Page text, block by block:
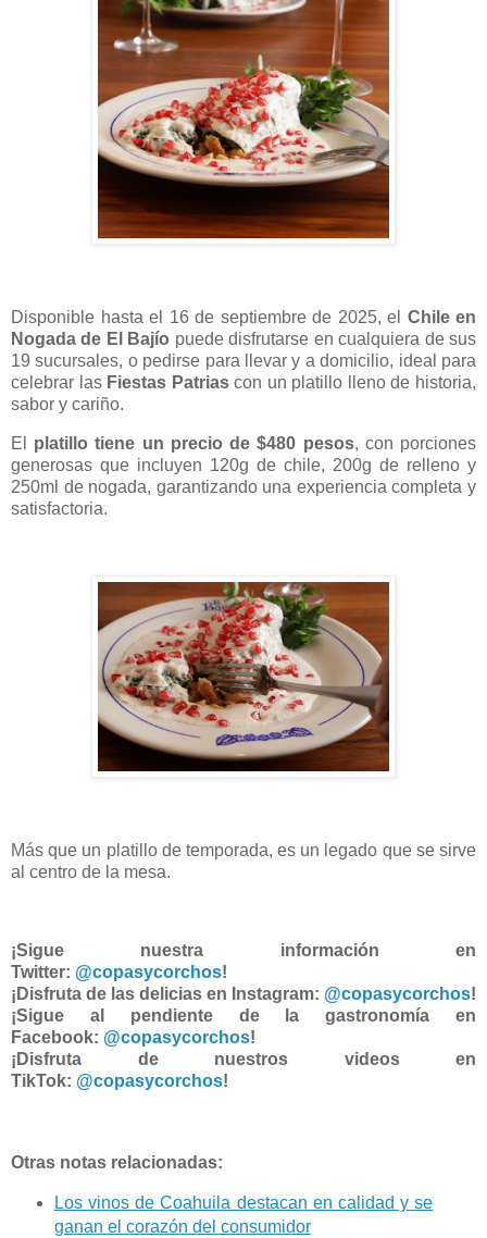
Disponible hasta el 16 de septiembre de 2025, el Chile en
Nogada de El Bajío puede disfrutarse en cualquiera de sus
19 sucursales, o pedirse para llevar y a domicilio, ideal para
celebrar las Fiestas Patriascon un platillo lleno de historia,
sabor y cariño.
El platillo tiene un precio de $480 pesos, con porciones
generosas que incluyen 120g de chile, 200g de relleno y
250ml de nogada, garantizando una experiencia completa y
satisfactoria.
Más que un platillo de temporada, es un legado que se sirve
al centro de la mesa.
¡Sigue nuestra información en
Twitter: @copasycorchos!
¡Disfruta de las delicias en Instagram: @copasycorchos!
¡Sigue al pendiente de la gastronomía en
Facebook: @copasycorchos!
¡Disfruta de nuestros videos en
TikTok: @copasycorchos!
Otras notas relacionadas:
Los vinos de Coahuila destacan en calidad y se
ganan el corazón del consumidor